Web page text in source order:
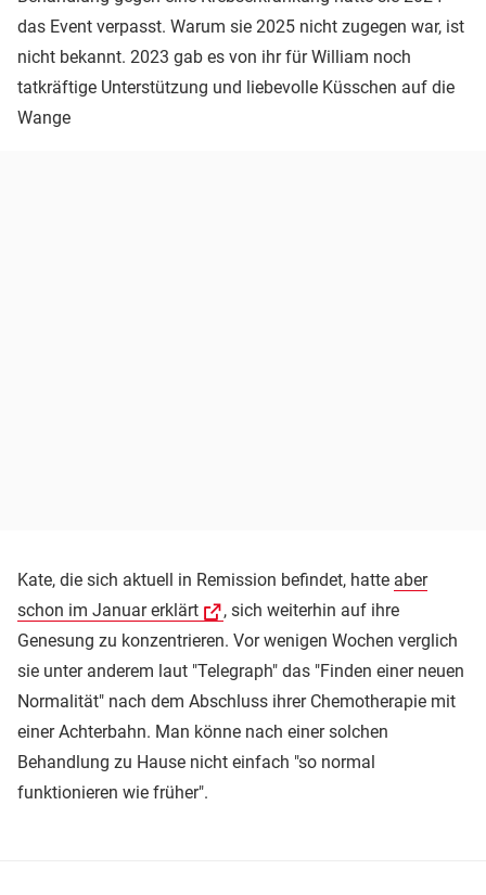
das Event verpasst. Warum sie 2025 nicht zugegen war, ist
nicht bekannt. 2023 gab es von ihr für William noch
tatkräftige Unterstützung und liebevolle Küsschen auf die
Wange
Kate, die sich aktuell in Remission befindet, hatte aber
schon im Januar erklärt
, sich weiterhin auf ihre
Genesung zu konzentrieren. Vor wenigen Wochen verglich
sie unter anderem laut "Telegraph" das "Finden einer neuen
Normalität" nach dem Abschluss ihrer Chemotherapie mit
einer Achterbahn. Man könne nach einer solchen
Behandlung zu Hause nicht einfach "so normal
funktionieren wie früher".